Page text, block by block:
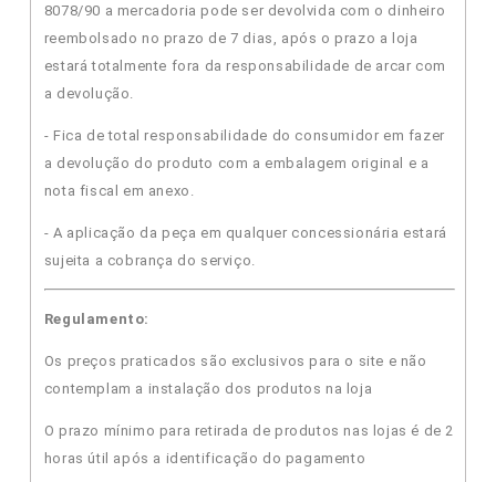
8078/90 a mercadoria pode ser devolvida com o dinheiro
reembolsado no prazo de 7 dias, após o prazo a loja
estará totalmente fora da responsabilidade de arcar com
a devolução.
- Fica de total responsabilidade do consumidor em fazer
a devolução do produto com a embalagem original e a
nota fiscal em anexo.
- A aplicação da peça em qualquer concessionária estará
sujeita a cobrança do serviço.
Regulamento:
Os preços praticados são exclusivos para o site e não
contemplam a instalação dos produtos na loja
O prazo mínimo para retirada de produtos nas lojas é de 2
horas útil após a identificação do pagamento